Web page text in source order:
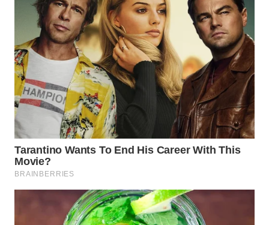
WN
BEKASI
WN
BOGOR
WN
DEPOK
WN
TAPANULI
UTARA